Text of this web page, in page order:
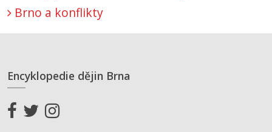
Brno a konflikty
Encyklopedie dějin Brna